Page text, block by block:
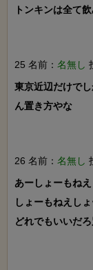
トンキンは全て
25 名前： 名無し
東京近辺だけで
ん置き方やな
26 名前： 名無し
あーしょーもねえ
しょーもねえし
どれでもいいだ